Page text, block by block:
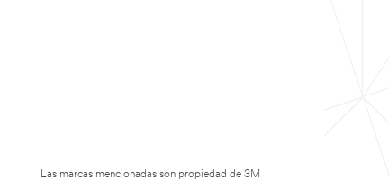
Las marcas mencionadas son propiedad de 3M